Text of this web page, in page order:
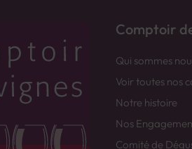
Comptoir
Qui sommes
Voir toutes nos
Notre histoire
Nos
Comité de